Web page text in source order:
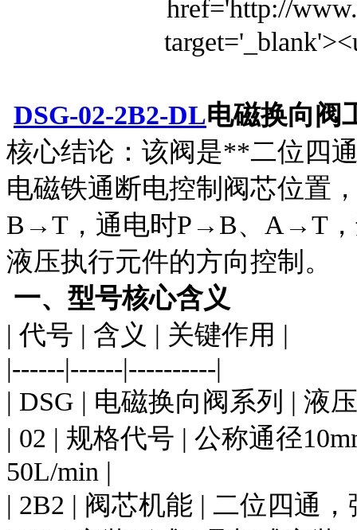
DSG-02-2B2-DL电磁换向阀
核心结论：该阀是**二位四
电磁铁通断电控制阀芯位置
B→T，通电时P→B、A→T，
液压执行元件的方向控制。
一、型号核心含义
| 代号 | 含义 | 关键作用 |
|------|------|----------|
| DSG | 电磁换向阀系列 | 液
| 02 | 规格代号 | 公称通径
50L/min |
| 2B2 | 阀芯机能 | 二位四通